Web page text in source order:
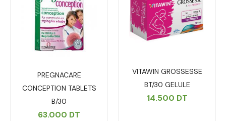
PREGNACARE
CONCEPTION TABLETS
B/30
63.000 DT
VITAWIN GROSSESSE
BT/30 GELULE
14.500 DT